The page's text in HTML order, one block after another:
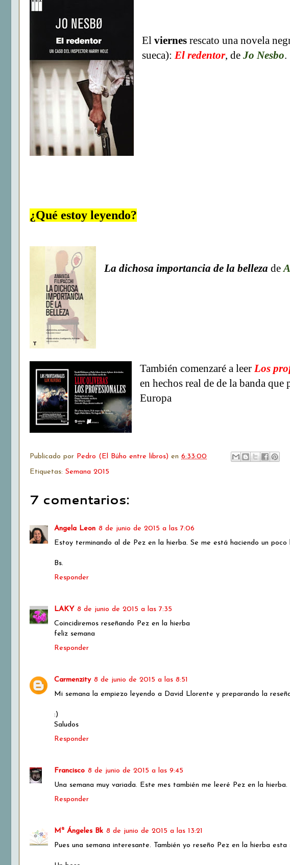
El viernesrescato una novela
sueca): El redentor, de Jo Nesbo.
¿Qué estoy leyendo?
La dichosa importancia de la belleza de
También comenzaré a leer Los
en hechos real de de la banda que
Europa
Publicado por Pedro (El Búho entre libros) en 6:33:00
Etiquetas: Semana 2015
7 comentarios:
Angela Leon 8 de junio de 2015 a las 7:06
Estoy terminando al de Pez en la hierba. Se me está haciendo un
Bs.
Responder
LAKY 8 de junio de 2015 a las 7:35
Coincidiremos reseñando Pez en la hierba
feliz semana
Responder
Carmenzity 8 de junio de 2015 a las 8:51
Mi semana la empiezo leyendo a David Llorente y preparando la
:)
Saludos
Responder
Francisco 8 de junio de 2015 a las 9:45
Una semana muy variada. Este mes también me leeré Pez en la
Responder
Mª Ángeles Bk 8 de junio de 2015 a las 13:21
Pues una semana interesante. También yo reseño Pez en la hierba